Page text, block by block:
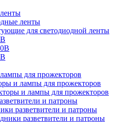
ленты
для светодиодной ленты
для прожекторов
и лампы для прожекторов
и патроны
разветвители и патроны